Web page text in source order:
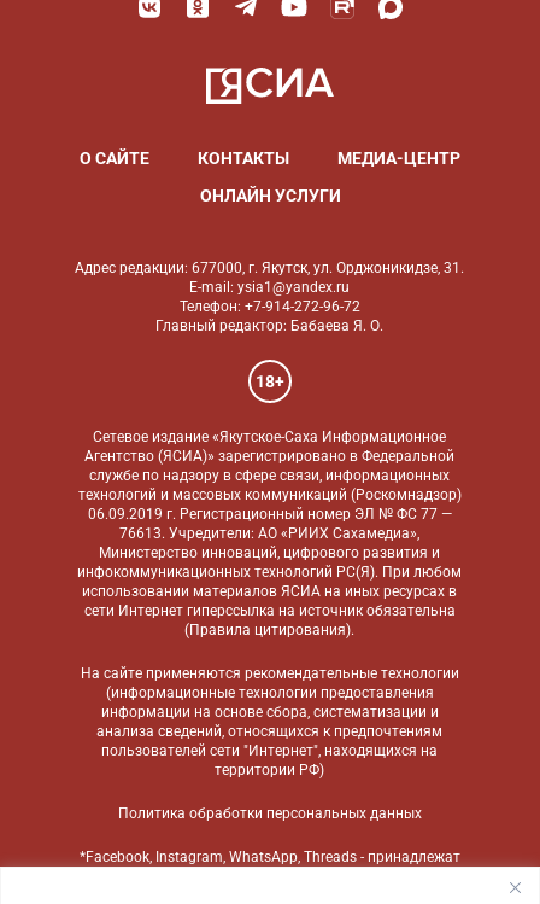
О САЙТЕ КОНТАКТЫ
МЕДИА-ЦЕНТР
ОНЛАЙН УСЛУГИ
Адрес редакции: 677000, г. Якутск, ул. Орджоникидзе, 31.
E-mail: ysia1@yandex.ru
Телефон: +7-914-272-96-72
Главный редактор: Бабаева Я. О.
18+
Сетевое издание «Якутское-Саха Информационное
Агентство (ЯСИА)» зарегистрировано в Федеральной
службе по надзору в сфере связи, информационных
технологий и массовых коммуникаций (Роскомнадзор)
06.09.2019 г. Регистрационный номер ЭЛ № ФС 77 —
76613. Учредители: АО «РИИХ Сахамедиа»,
Министерство инноваций, цифрового развития и
инфокоммуникационных технологий РС(Я). При любом
использовании материалов ЯСИА на иных ресурсах в
сети Интернет гиперссылка на источник обязательна
(Правила цитирования).
На сайте применяются рекомендательные технологии
(информационные технологии предоставления
информации на основе сбора, систематизации и
анализа сведений, относящихся к предпочтениям
пользователей сети "Интернет", находящихся на
территории РФ)
Политика обработки персональных данных
*Facebook, Instagram, WhatsApp, Threads - принадлежат